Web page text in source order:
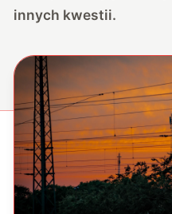
innych kwestii.